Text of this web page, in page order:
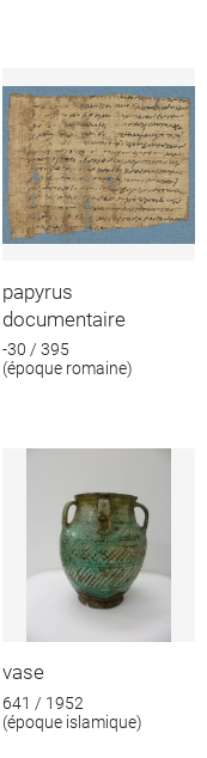
papyrus
documentaire
-30 / 395
(époque romaine)
vase
641 / 1952
(époque islamique)